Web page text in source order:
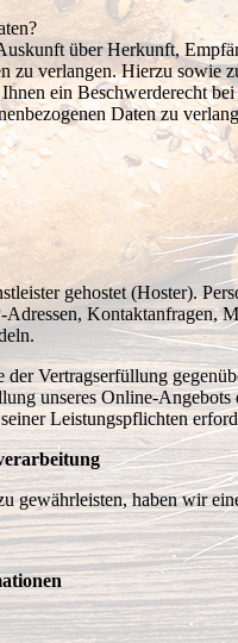
über Herkunft,
zu verlangen. Hierzu sowie
ein Beschwerderecht
Daten zu
gehostet (Hoster).
Kontaktanfragen,
Vertragserfüllung
unseres Online-
Leistungspflichten
gewährleisten, haben wir